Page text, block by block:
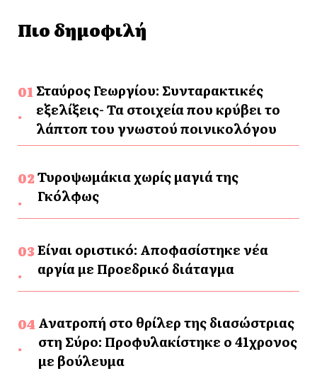
Πιο δημοφιλή
Σταύρος Γεωργίου: Συνταρακτικές
εξελίξεις- Τα στοιχεία που κρύβει το
λάπτοπ του γνωστού ποινικολόγου
Τυροψωμάκια χωρίς μαγιά της
Γκόλφως
Είναι οριστικό: Αποφασίστηκε νέα
αργία με Προεδρικό διάταγμα
Ανατροπή στο θρίλερ της διασώστριας
στη Σύρο: Προφυλακίστηκε ο 41χρονος
με βούλευμα